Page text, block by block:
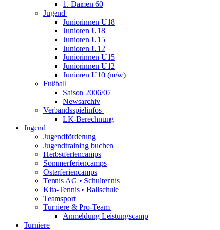
1. Damen 60
Jugend
Juniorinnen U18
Junioren U18
Junioren U15
Junioren U12
Juniorinnen U15
Juniorinnen U12
Junioren U10 (m/w)
Fußball
Saison 2006/07
Newsarchiv
Verbandsspielinfos
LK-Berechnung
Jugend
Jugendförderung
Jugendtraining buchen
Herbstferiencamps
Sommerferiencamps
Osterferiencamps
Tennis AG • Schultennis
Kita-Tennis • Ballschule
Teamsport
Turniere & Pro-Team
Anmeldung Leistungscamp
Turniere